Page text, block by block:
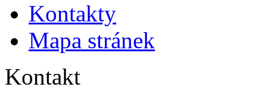
Kontakty
Mapa stránek
Kontakt